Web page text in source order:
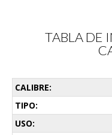
TABLA DE
CALIBRE:
TIPO:
USO: